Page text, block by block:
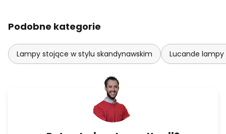
Podobne kategorie
Lampy stojące w stylu skandynawskim Lucande